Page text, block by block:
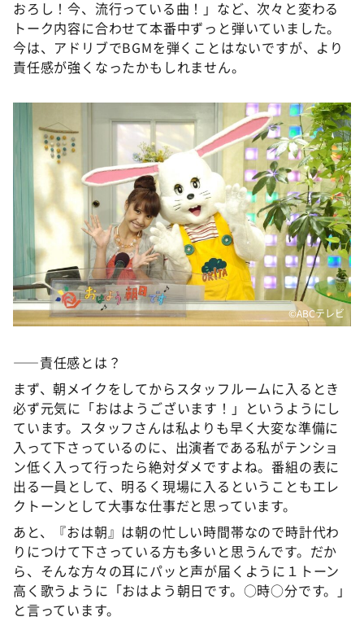
おろし！今、流行っている曲！」など、次々と変わる
トーク内容に合わせて本番中ずっと弾いていました。
今は、アドリブでBGMを弾くことはないですが、より
責任感が強くなったかもしれません。
©️ABCテレビ
――責任感とは？
まず、朝メイクをしてからスタッフルームに入るとき
必ず元気に「おはようございます！」というようにし
ています。スタッフさんは私よりも早く大変な準備に
入って下さっているのに、出演者である私がテンショ
ン低く入って行ったら絶対ダメですよね。番組の表に
出る一員として、明るく現場に入るということもエレ
クトーンとして大事な仕事だと思っています。
あと、『おは朝』は朝の忙しい時間帯なので時計代わ
りにつけて下さっている方も多いと思うんです。だか
ら、そんな方々の耳にパッと声が届くように１トーン
高く歌うように「おはよう朝日です。○時○分です。」
と言っています。